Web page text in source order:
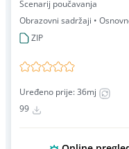
Scenarij poučavanja
Obrazovni sadržaji •
ZIP
Uređeno prije: 36mj
99